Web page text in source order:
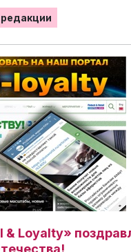
& Loyalty»